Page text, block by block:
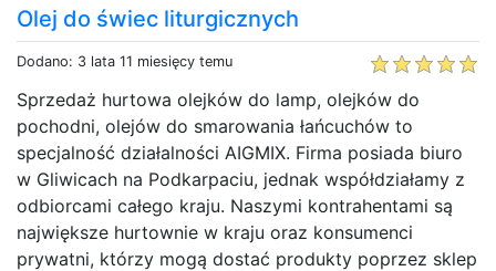
Olej do świec liturgicznych
Dodano: 3 lata 11 miesięcy temu
Sprzedaż hurtowa olejków do lamp, olejków do
pochodni, olejów do smarowania łańcuchów to
specjalność działalności AIGMIX. Firma posiada biuro
w Gliwicach na Podkarpaciu, jednak współdziałamy z
odbiorcami całego kraju. Naszymi kontrahentami są
największe hurtownie w kraju oraz konsumenci
prywatni, którzy mogą dostać produkty poprzez sklep